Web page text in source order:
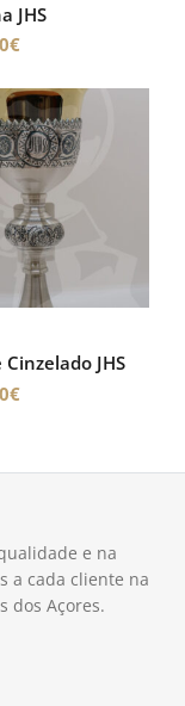
JHS
€
Cinzelado JHS
€
e na
a cada cliente na
dos Açores.